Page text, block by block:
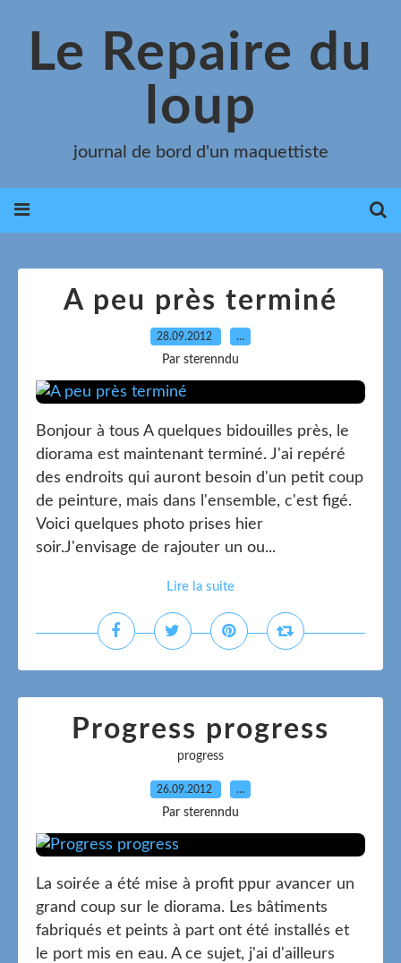
Le Repaire du
loup
journal de bord d'un maquettiste
A peu près terminé
28.09.2012 …
Par sterenndu
Bonjour à tous A quelques bidouilles près, le
diorama est maintenant terminé. J'ai repéré
des endroits qui auront besoin d'un petit coup
de peinture, mais dans l'ensemble, c'est figé.
Voici quelques photo prises hier
soir.J'envisage de rajouter un ou...
Lire la suite
Progress progress
progress
26.09.2012 …
Par sterenndu
La soirée a été mise à profit ppur avancer un
grand coup sur le diorama. Les bâtiments
fabriqués et peints à part ont été installés et
le port mis en eau. A ce sujet, j'ai d'ailleurs